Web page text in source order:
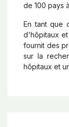
de 100 pays
En tant que
d'hôpitaux
fournit des
sur la
hôpitaux et